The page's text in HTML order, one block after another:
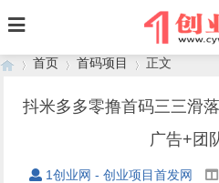
首页 首码项目 正文
抖米多多零撸首码三三滑
广告+团
1创业网 - 创业项目首发网